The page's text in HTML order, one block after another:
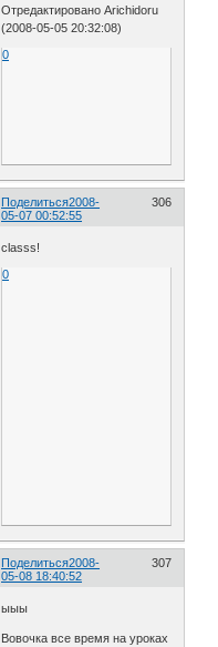
Отредактировано Arichidoru
(2008-05-05 20:32:08)
0
Поделиться 306
2008-
05-07 00:52:55
classs!
0
Поделиться 307
2008-
05-08 18:40:52
ыыы
Вовочка все время на уроках